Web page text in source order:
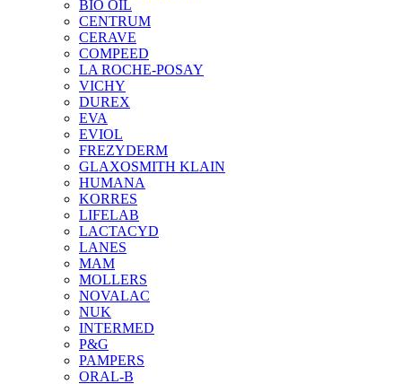
BIO OIL
CENTRUM
CERAVE
COMPEED
LA ROCHE-POSAY
VICHY
DUREX
EVA
EVIOL
FREZYDERM
GLAXOSMITH KLAIN
HUMANA
KORRES
LIFELAB
LACTACYD
LANES
MAM
MOLLERS
NOVALAC
NUK
INTERMED
P&G
PAMPERS
ORAL-B